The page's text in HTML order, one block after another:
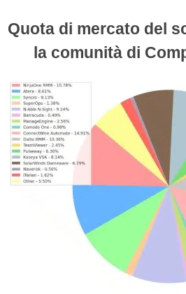
Quota di mercato del
la comunità di